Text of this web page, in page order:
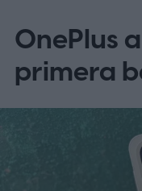
OnePlus
primera